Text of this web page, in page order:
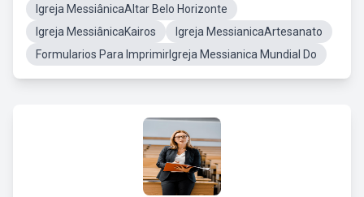
Igreja MessiânicaAltar Belo Horizonte
Igreja MessiânicaKairos
Igreja MessianicaArtesanato
Formularios Para ImprimirIgreja Messianica Mundial Do